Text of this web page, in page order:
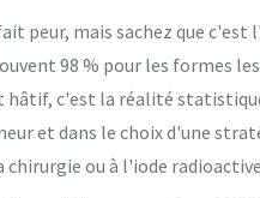
peur, mais sachez que c'est
98 % pour les formes
c'est la réalité
et dans le choix d'une
ou à l'iode